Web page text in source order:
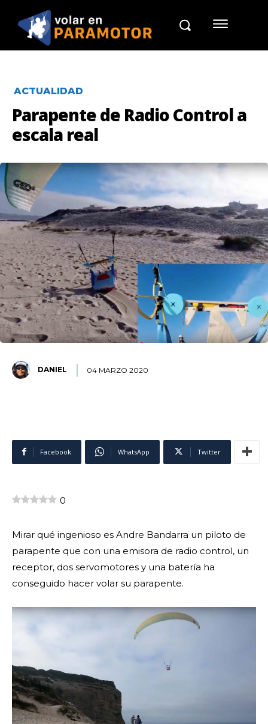
ACTUALIDAD
Parapente de Radio Control a
escala real
DANIEL 04 MARZO 2020
Facebook WhatsApp Twitter
0
Mirar qué ingenioso es Andre Bandarra un piloto de
parapente que con una emisora de radio control, un
receptor, dos servomotores y una batería ha
conseguido hacer volar su parapente.